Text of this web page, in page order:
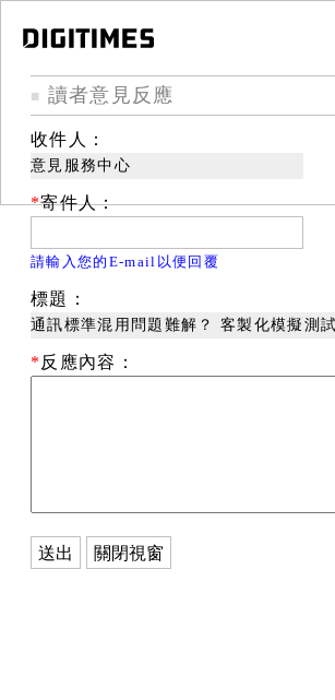
■ 讀者意見反應
收件人：
意見服務中心
*寄件人：
請輸入您的E-mail以便回覆
標題：
通訊標準混用問題難解？ 客製化模擬測
* 反應內容：